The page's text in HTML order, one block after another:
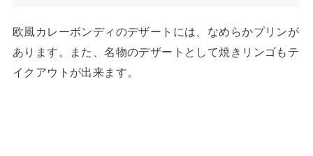
欧風カレーボンディのデザートには、なめらかプリンが
あります。また、名物のデザートとして焼きリンゴもテ
イクアウトが出来ます。